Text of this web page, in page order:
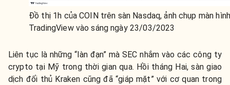
Đồ thị 1h của COIN trên sàn Nasdaq, ảnh chụp màn hình
TradingView vào sáng ngày 23/03/2023
Liên tục là những “làn đạn” mà SEC nhắm vào các công ty
crypto tại Mỹ trong thời gian qua. Hồi tháng Hai, sàn giao
dịch đối thủ Kraken cũng đã “giáp mặt” với cơ quan trong